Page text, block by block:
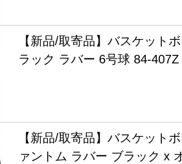
【新品/取寄品】バスケット
ラック ラバー 6号球 84-407Z
【新品/取寄品】バスケット
ァントム ラバー ブラック x